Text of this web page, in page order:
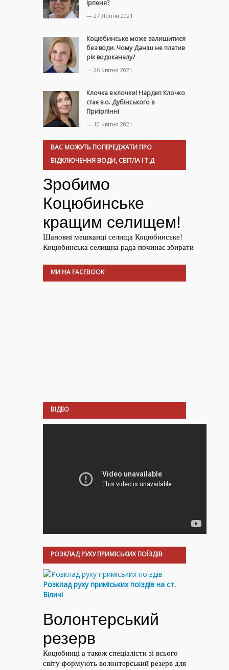
Ірпеня?
— 27 Липня 2021
Коцюбинське може залишитися
без води. Чому Даніш не платив
рік водоканалу?
— 26 Квітня 2021
Клочка в клочки! Нардеп Клочко
стає в.о. Дубінського в
Приірпінні
— 10 Квітня 2021
ВАС МОЖУТЬ ПОПЕРЕДЖАТИ ПРО
ВІДКЛЮЧЕННЯ ВОДИ, СВІТЛА І Т.Д
МИ НА FACEBOOK
ВІДЕО
РОЗКЛАД РУХУ ПРИМІСЬКИХ ПОЇЗДІВ
Розклад руху приміських поїздів на ст.
Біличі